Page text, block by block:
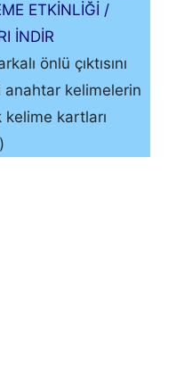
ETKİNLİĞİ /
İNDİR
önlü çıktısını
kelimelerin
kartları